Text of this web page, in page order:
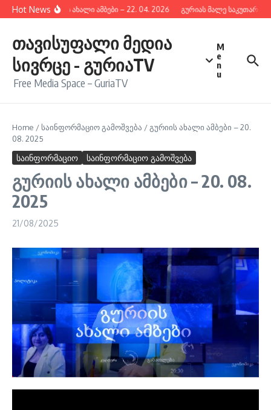
შიგთავსზე გადასვლა
Hot Newsგურიის ახალი ამბები – 22. 04. 2026 გურიას მალე საკუთარი
თავისუფალი მედია
სივრცე - გურიაTV
Free Media Space – GuriaTV
M
e
n
u
Home /საინფორმაციო გამოშვება /გურიის ახალი ამბები – 20.
08. 2025
საინფორმაციო საინფორმაციო გამოშვება
გურიის ახალი ამბები – 20. 08.
2025
21/08/2025